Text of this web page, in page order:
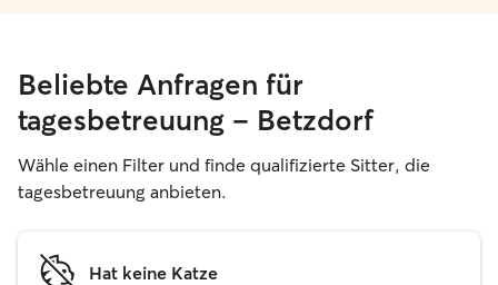
Beliebte Anfragen für
tagesbetreuung – Betzdorf
Wähle einen Filter und finde qualifizierte Sitter, die
tagesbetreuung anbieten.
Hat keine Katze